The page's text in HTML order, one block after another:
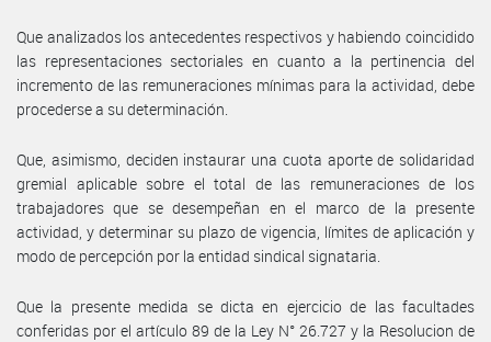
Que analizados los antecedentes respectivos y habiendo coincidido
las representaciones sectoriales en cuanto a la pertinencia del
incremento de las remuneraciones mínimas para la actividad, debe
procederse a su determinación.
Que, asimismo, deciden instaurar una cuota aporte de solidaridad
gremial aplicable sobre el total de las remuneraciones de los
trabajadores que se desempeñan en el marco de la presente
actividad, y determinar su plazo de vigencia, límites de aplicación y
modo de percepción por la entidad sindical signataria.
Que la presente medida se dicta en ejercicio de las facultades
conferidas por el artículo 89 de la Ley N° 26.727 y la Resolucion de